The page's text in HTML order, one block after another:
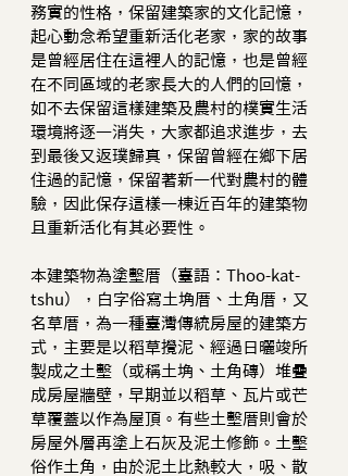
務實的性格，保留建築家的文化記憶，
起心動念希望重新活化老家，家的故事
是曾經居住在這裡人的記憶，也是曾經
在不同區域的老家長大的人們的回憶，
如不去保留這樣建築及農村的樸實生活
環境將逐一消失，大家都追求進步，去
到最後又返璞歸真，保留曾經在鄉下居
住過的記憶，保留著新一代對農村的體
驗，因此保存這樣一棟近百年的建築物
且重新活化有其必要性。
本建築物為塗墼厝（臺語：Thoo-kat-
tshu），白字俗寫土埆厝、土角厝，又
名草厝，為一種臺灣傳統房屋的建築方
式，主要是以稻草攪泥、經過日曬竣所
製成之土墼（或稱土埆、土角磚）堆疊
成房屋牆壁，早期並以稻草、瓦片或芒
草覆蓋以作為屋頂。有些土墼厝則會於
房屋外層再塗上石灰及泥土修飾。土墼
俗作土角，由於泥土比熱較大，吸、散